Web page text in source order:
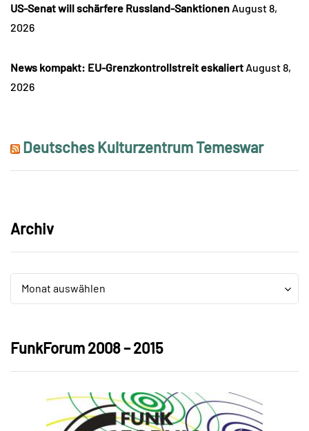
US-Senat will schärfere Russland-Sanktionen August 8,
2026
News kompakt: EU-Grenzkontrollstreit eskaliert August 8,
2026
Deutsches Kulturzentrum Temeswar
Archiv
Monat auswählen
Archiv
FunkForum 2008 – 2015